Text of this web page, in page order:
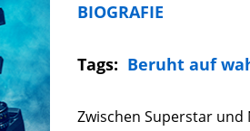
BIOGRAFIE
Tags: Beruht auf
Zwischen Superstar